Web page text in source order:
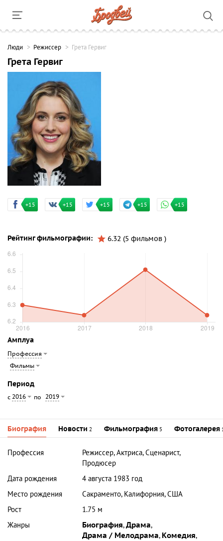
Люди Режиссер Грета Гервиг
Грета Гервиг
+15 +15 +15 +15 +15
Рейтинг фильмографии: 6.32 (5 фильмов )
Амплуа
Профессия
Фильмы
Период
с 2016 по 2019
Биография Новости 2 Фильмография 5 Фотогалерея
Профессия
Режиссер, Актриса, Сценарист,
Продюсер
Дата рождения
4 августа 1983 год
Место рождения
Сакраменто, Калифорния, США
Рост
1.75 м
Жанры
Биография,Драма,
Драма / Мелодрама, Комедия,